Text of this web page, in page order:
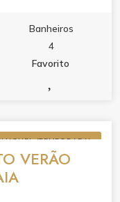
de qualidade
quente, ar
e gás
e economia
e mobiliado,
Elevador,
Banheiros
4
Favorito
(TEMPORADA)
VERÃO